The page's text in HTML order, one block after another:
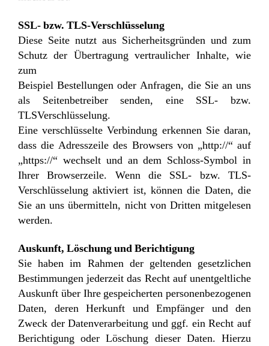
SSL- bzw. TLS-Verschlüsselung
Diese Seite nutzt aus Sicherheitsgründen und zum
Schutz der Übertragung vertraulicher Inhalte, wie
zum
Beispiel Bestellungen oder Anfragen, die Sie an uns
als Seitenbetreiber senden, eine SSL- bzw.
TLSVerschlüsselung.
Eine verschlüsselte Verbindung erkennen Sie daran,
dass die Adresszeile des Browsers von „http://“ auf
„https://“ wechselt und an dem Schloss-Symbol in
Ihrer Browserzeile. Wenn die SSL- bzw. TLS-
Verschlüsselung aktiviert ist, können die Daten, die
Sie an uns übermitteln, nicht von Dritten mitgelesen
werden.
Auskunft, Löschung und Berichtigung
Sie haben im Rahmen der geltenden gesetzlichen
Bestimmungen jederzeit das Recht auf unentgeltliche
Auskunft über Ihre gespeicherten personenbezogenen
Daten, deren Herkunft und Empfänger und den
Zweck der Datenverarbeitung und ggf. ein Recht auf
Berichtigung oder Löschung dieser Daten. Hierzu